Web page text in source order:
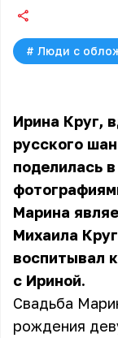
# Люди с
Ирина Круг,
русского
поделилась
Марина
Михаила
воспитывал
с Ириной.
Свадьба
рождения